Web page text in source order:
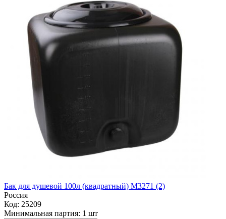
Бак для душевой 100л (квадратный) М3271 (2)
Россия
Код: 25209
Минимальная партия: 1 шт